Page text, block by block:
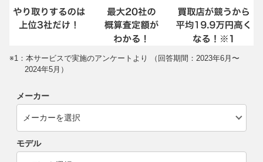
※1：本サービスで実施のアンケートより （回答期間：2023年6月〜
2024年5月）
メーカー
モデル